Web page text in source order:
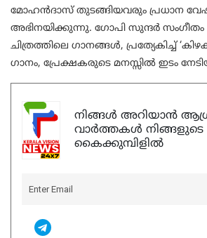
മോഹൻദാസ് തുടങ്ങിയവരും പ്രധാന
അഭിനയിക്കുന്നു. ഗോപി സുന്ദർ
ചിത്രത്തിലെ ഗാനങ്ങൾ, പ്രത്യേകിച്ച്
ഗാനം, പ്രേക്ഷകരുടെ മനസ്സിൽ ഇടം
നിങ്ങൾ അറിയാൻ
വാർത്തകൾ നിങ്ങളുടെ
കൈക്കുമ്പിളിൽ